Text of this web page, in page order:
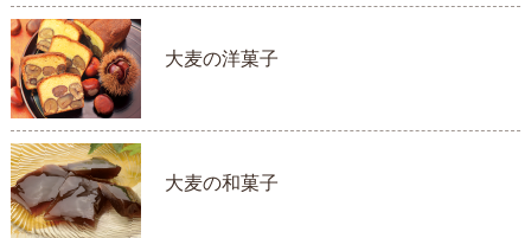
大麦の洋菓子
大麦の和菓子